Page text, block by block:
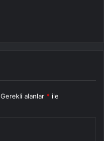
Gerekli alanlar * ile